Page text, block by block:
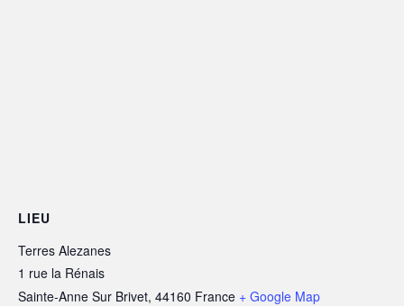
LIEU
Terres Alezanes
1 rue la Rénais
Sainte-Anne Sur Brivet, 44160 France + Google Map